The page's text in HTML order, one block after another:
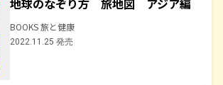
地球のなぞり方 旅地図 アジア編
BOOKS 旅と健康
2022.11.25 発売